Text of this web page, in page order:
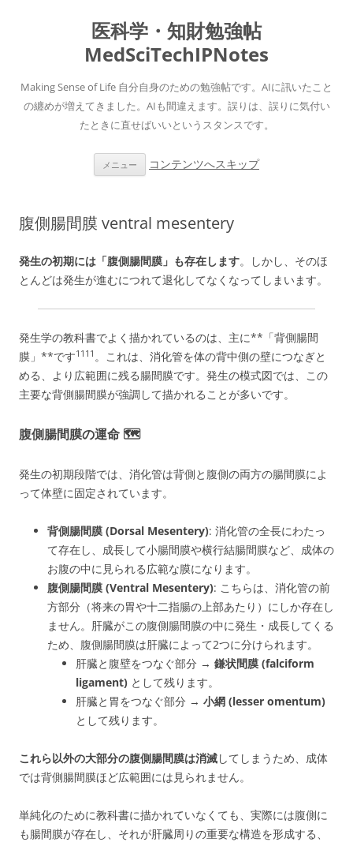
医科学・知財勉強帖
MedSciTechIPNotes
Making Sense of Life 自分自身のための勉強帖です。AIに訊いたこと
の纏めが増えてきました。AIも間違えます。誤りは、誤りに気付い
たときに直せばいいというスタンスです。
メニュー コンテンツへスキップ
腹側腸間膜 ventral mesentery
発生の初期には「腹側腸間膜 」も存在します。しかし、そのほ
とんどは発生が進むにつれて退化してなくなってしまいます。
発生学の教科書でよく 描かれているのは、主に**「背側腸間
膜」**です1 1 1 1 。これは、消化管を体の背中側の壁につなぎと
める、より広範囲に残る腸間膜です。発生の模式図では、この
主要な背側腸間膜が強調して描かれることが多いです。
腹側腸間膜の運命 🗺️
発生の初期段階では、消化管は背側と腹側の両方の腸間膜によ
って体壁に固定されています。
背側腸間膜 (Dorsal Mesentery): 消化管の全長にわたっ
て存在し、成長して小腸間膜や横行結腸間膜など、成体の
お腹の中に見られる広範な膜になります。
腹側腸間膜 (Ventral Mesentery): こちらは、 消化管の前
方部分（将来の胃や十二指腸の上部あたり）にしか存在し
ません。肝臓がこの腹側腸間膜の中に発生・成長してくる
ため、腹側腸間膜は肝臓によって2つに分けられます。
肝臓と腹壁をつなぐ部分 → 鎌状間膜 (falciform
ligament) として残ります。
肝臓と胃をつなぐ部分 → 小網 (lesser omentum)
として残ります。
これら以外の大部分の腹側腸間膜は消滅してしまうため、 成体
では背側腸間膜ほど広範囲には見られません。
単純化のために教科書に描かれていなくても、実際には腹側に
も腸間膜が存在し、それが肝臓周りの重要な構造を形成する、